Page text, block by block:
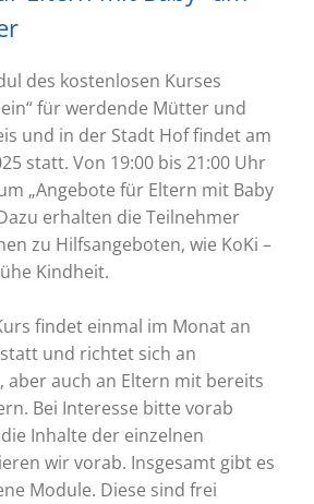
des kostenlosen Kurses
für werdende Mütter und
und in der Stadt Hof findet am
statt. Von 19:00 bis 21:00 Uhr
„Angebote für Eltern mit Baby
erhalten die Teilnehmer
zu Hilfsangeboten, wie KoKi –
Kindheit.
findet einmal im Monat an
und richtet sich an
aber auch an Eltern mit bereits
Bei Interesse bitte vorab
Inhalte der einzelnen
wir vorab. Insgesamt gibt es
Module. Diese sind frei